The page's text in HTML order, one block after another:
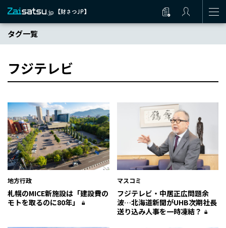
タグ一覧
フジテレビ
地方行政
札幌のMICE新施設は「建設費の
モトを取るのに80年」
マスコミ
フジテレビ・中居正広問題余
波…北海道新聞がUHB次期社長
送り込み人事を一時凍結？